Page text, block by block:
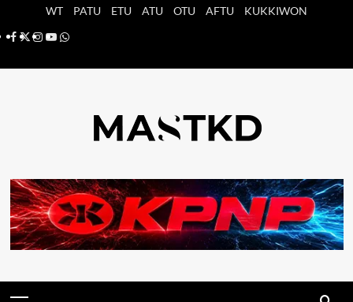
WT PATU ETU ATU OTU AFTU
KUKKIWON
Facebook
X Instagram
YouTube
Whatsapp